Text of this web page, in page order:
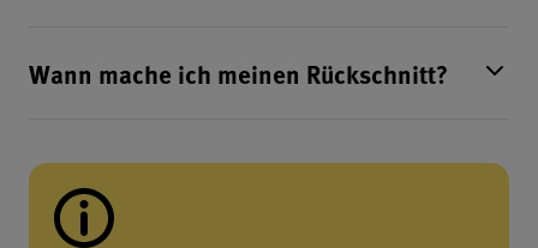
Wann mache ich meinen Rückschnitt?